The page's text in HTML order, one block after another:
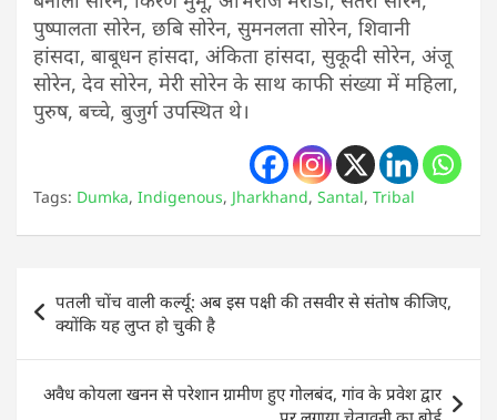
पुष्पालता सोरेन, छबि सोरेन, सुमनलता सोरेन, शिवानी
हांसदा, बाबूधन हांसदा, अंकिता हांसदा, सुकूदी सोरेन, अंजू
सोरेन, देव सोरेन, मेरी सोरेन के साथ काफी संख्या में महिला,
पुरुष, बच्चे, बुजुर्ग उपस्थित थे।
Tags: Dumka, Indigenous, Jharkhand, Santal, Tribal
navigation
पतली चोंच वाली कर्ल्यू: अब इस पक्षी की तसवीर से संतोष कीजिए,
क्योंकि यह लुप्त हो चुकी है
अवैध कोयला खनन से परेशान ग्रामीण हुए गोलबंद, गांव के प्रवेश द्वार